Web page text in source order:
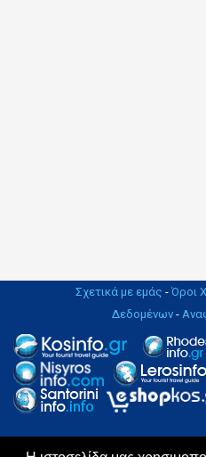
Σχετικά με εμάς - Όροι
Δεδομένων -